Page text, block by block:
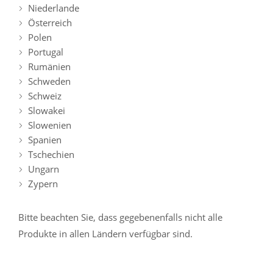
Niederlande
Österreich
Polen
Portugal
Rumänien
Schweden
Schweiz
Slowakei
Slowenien
Spanien
Tschechien
Ungarn
Zypern
Bitte beachten Sie, dass gegebenenfalls nicht alle
Produkte in allen Ländern verfügbar sind.